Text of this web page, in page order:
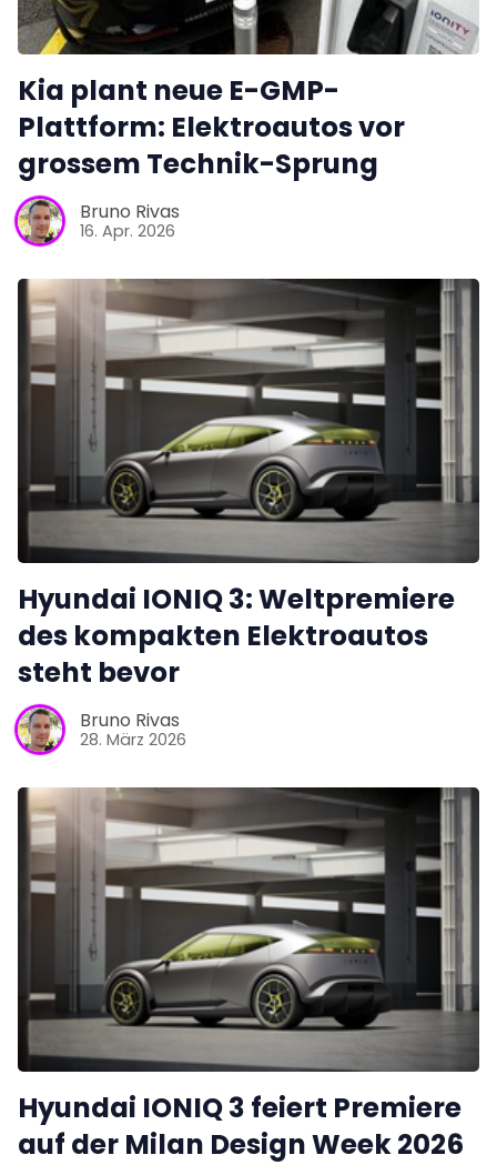
Kia plant neue E-GMP-
Plattform: Elektroautos vor
grossem Technik-Sprung
Bruno Rivas
16. Apr. 2026
Hyundai IONIQ 3: Weltpremiere
des kompakten Elektroautos
steht bevor
Bruno Rivas
28. März 2026
Hyundai IONIQ 3 feiert Premiere
auf der Milan Design Week 2026